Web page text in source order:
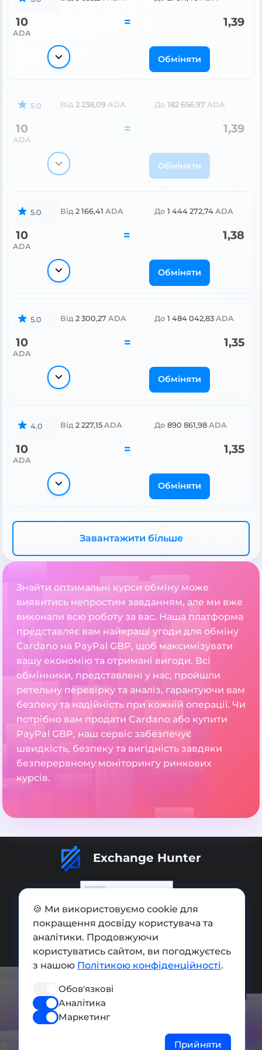
10
ADA
= 1,39
Обміняти
5.0 Від 2 238,09 ADA До 182 656,97 ADA
10
ADA
= 1,39
Обміняти
5.0 Від 2 166,41 ADA До 1 444 272,74 ADA
10
ADA
= 1,38
Обміняти
5.0 Від 2 300,27 ADA До 1 484 042,83 ADA
10
ADA
= 1,35
Обміняти
4.0 Від 2 227,15 ADA До 890 861,98 ADA
10
ADA
= 1,35
Обміняти
Завантажити більше
Знайти оптимальні курси обміну може
виявитись непростим завданням, але ми вже
виконали всю роботу за вас. Наша платформа
представляє вам найкращі угоди для обміну
Cardano на PayPal GBP, щоб максимізувати
вашу економію та отримані вигоди. Всі
обмінники, представлені у нас, пройшли
ретельну перевірку та аналіз, гарантуючи вам
безпеку та надійність при кожній операції. Чи
потрібно вам продати Cardano або купити
PayPal GBP, наш сервіс забезпечує
швидкість, безпеку та вигідність завдяки
безперервному моніторингу ринкових
курсів.
Exchange Hunter
Додати обмінник
Мапа сайту
Press kit
Умови використання
🍪 Ми використовуємо cookie для
покращення досвіду користувача та
аналітики. Продовжуючи
користуватись сайтом, ви погоджуєтесь
з нашою Політикою конфіденційності.
Обов'язкові
Аналітика
Маркетинг
Прийняти